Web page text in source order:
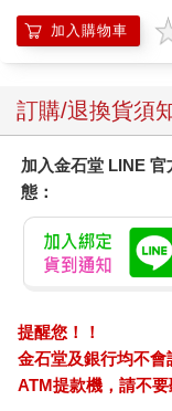
加入購物車
訂購/退換貨須
加入金石堂 LINE
態：
提醒您！！
金石堂及銀行均不
ATM提款機，請不要